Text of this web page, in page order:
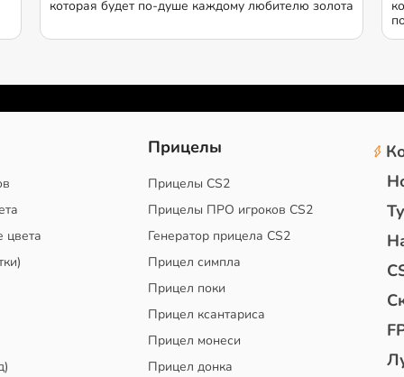
которая будет по-душе каждому любителю золота
цвета
Прицелы
Прицелы CS2
Прицелы ПРО игроков CS2
Генератор прицела CS2
Прицел симпла
Прицел поки
Прицел ксантариса
Прицел монеси
Прицел донка